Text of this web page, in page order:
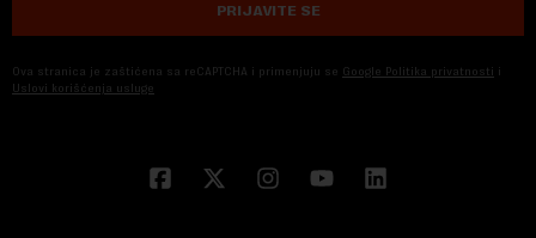
PRIJAVITE SE
Ova stranica je zaštićena sa reCAPTCHA i primenjuju se Google Politika privatnosti i
Uslovi korišćenja usluge